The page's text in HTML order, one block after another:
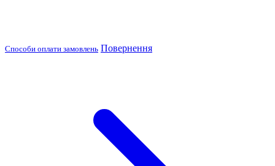
Способи оплати замовлень Повернення